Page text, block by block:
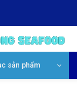
sản phẩm